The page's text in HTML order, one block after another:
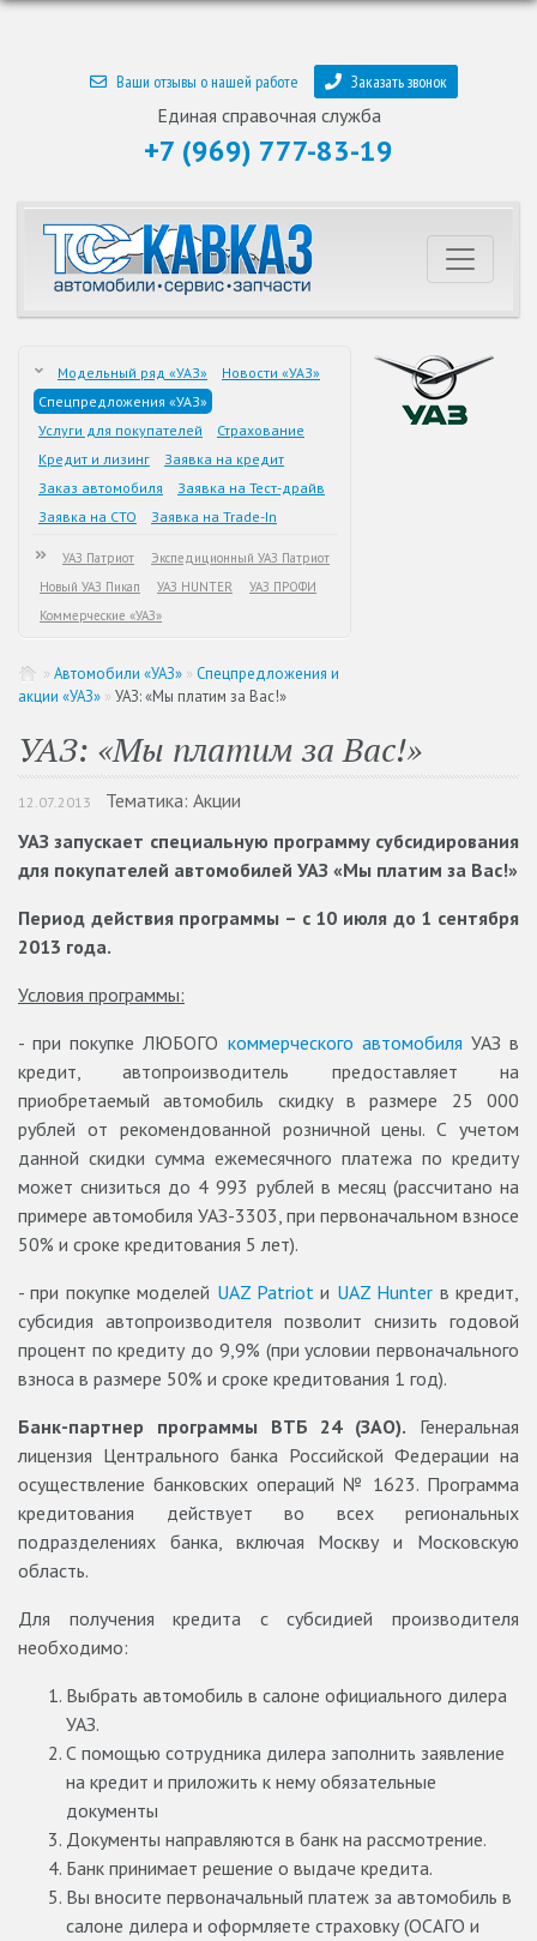
Ваши отзывы о нашей работе Заказать звонок
Единая справочная служба
+7 (969) 777-83-19
Модельный ряд «УАЗ»
Новости «УАЗ»
Спецпредложения «УАЗ»
Услуги для покупателей
Страхование
Кредит и лизинг
Заявка на кредит
Заказ автомобиля
Заявка на Тест-драйв
Заявка на СТО
Заявка на Trade-In
УАЗ Патриот
Экспедиционный УАЗ Патриот
Новый УАЗ Пикап
УАЗ HUNTER
УАЗ ПРОФИ
Коммерческие «УАЗ»
» Автомобили «УАЗ» » Спецпредложения и
акции «УАЗ» » УАЗ: «Мы платим за Вас!»
УАЗ: «Мы платим за Вас!»
12.07.2013
Тематика: Акции
УАЗ запускает специальную программу субсидирования
для покупателей автомобилей УАЗ «Мы платим за Вас!»
Период действия программы – с 10 июля до 1 сентября
2013 года.
Условия программы:
- при покупке ЛЮБОГО коммерческого автомобиля УАЗ в
кредит, автопроизводитель предоставляет на
приобретаемый автомобиль скидку в размере 25 000
рублей от рекомендованной розничной цены. С учетом
данной скидки сумма ежемесячного платежа по кредиту
может снизиться до 4 993 рублей в месяц (рассчитано на
примере автомобиля УАЗ-3303, при первоначальном взносе
50% и сроке кредитования 5 лет).
- при покупке моделей UAZ Patriot и UAZ Hunter в кредит,
субсидия автопроизводителя позволит снизить годовой
процент по кредиту до 9,9% (при условии первоначального
взноса в размере 50% и сроке кредитования 1 год).
Банк-партнер программы ВТБ 24 (ЗАО). Генеральная
лицензия Центрального банка Российской Федерации на
осуществление банковских операций № 1623. Программа
кредитования действует во всех региональных
подразделениях банка, включая Москву и Московскую
область.
Для получения кредита с субсидией производителя
необходимо:
Выбрать автомобиль в салоне официального дилера
УАЗ.
С помощью сотрудника дилера заполнить заявление
на кредит и приложить к нему обязательные
документы
Документы направляются в банк на рассмотрение.
Банк принимает решение о выдаче кредита.
Вы вносите первоначальный платеж за автомобиль в
салоне дилера и оформляете страховку (ОСАГО и